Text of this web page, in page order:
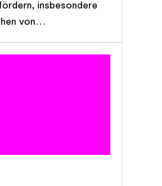
insbesondere
von
ergänzt andere
die gemeinnützige